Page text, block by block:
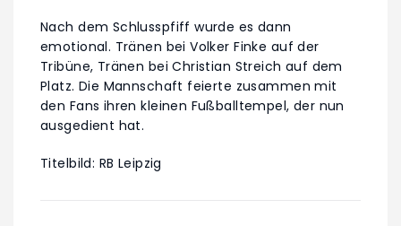
Nach dem Schlusspfiff wurde es dann
emotional. Tränen bei Volker Finke auf der
Tribüne, Tränen bei Christian Streich auf dem
Platz. Die Mannschaft feierte zusammen mit
den Fans ihren kleinen Fußballtempel, der nun
ausgedient hat.
Titelbild: RB Leipzig